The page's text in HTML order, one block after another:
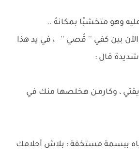
وهو متخشبًا بمكانهُ ..
بين كفي '' قُصي '' ، في يد هذا
قال :
، وكارمـن هخلصها منك في
ببسمة مستخفة : بلاش أحلامك